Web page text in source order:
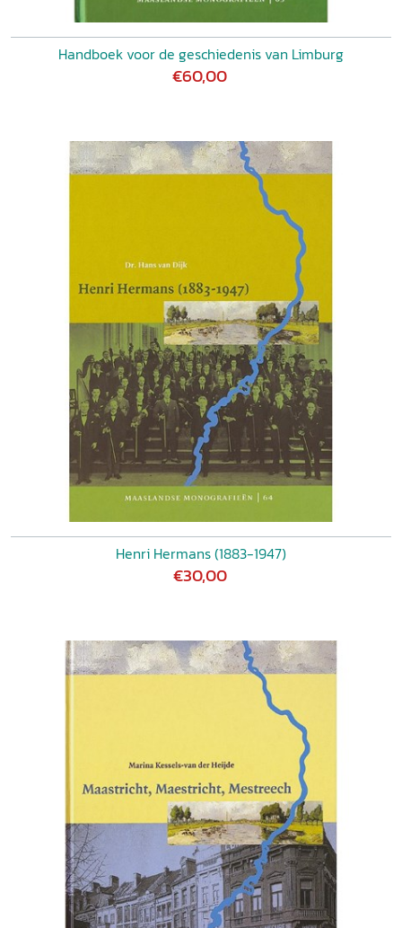
Handboek voor de geschiedenis van Limburg
€60,00
Henri Hermans (1883-1947)
€30,00